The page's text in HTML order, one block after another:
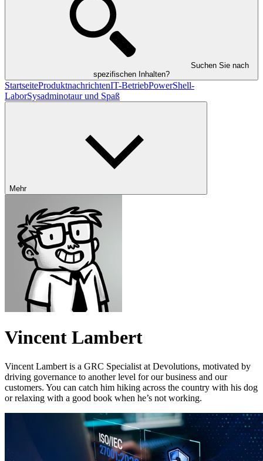
Suchen Sie nach
spezifischen Inhalten?
StartseiteProduktnachrichtenIT-BetriebPowerShell-
LaborSysadminotaur und Spaß
Mehr
Vincent Lambert
Vincent Lambert is a GRC Specialist at Devolutions, motivated by
driving governance to another level for our business and our
customers. You can catch him hiking across the country with his dog
or relaxing with a good book when he’s not working.